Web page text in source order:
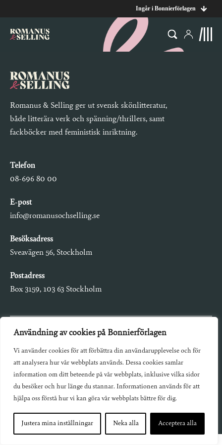
Användning av cookies på Bonnierförlagen
Vi använder cookies för att förbättra din användarupplevelse och för
att analysera hur vår webbplats används. Dessa cookies samlar
information om ditt beteende på vår webbplats, inklusive vilka sidor
du besöker och hur länge du stannar. Informationen används för att
hjälpa oss förstå hur vi kan göra vår webbplats bättre för dig.
Justera mina inställningar Neka alla Acceptera alla
Ingår i Bonnierförlagen
Romanus & Selling ger ut svensk skönlitteratur,
både litterära verk och spänning/thrillers, samt
fackböcker med feministisk inriktning.
Telefon
08-696 80 00
E-post
info@romanusochselling.se
Besöksadress
Sveavägen 56, Stockholm
Postadress
Box 3159, 103 63 Stockholm
Cookies
Integritetspolicy